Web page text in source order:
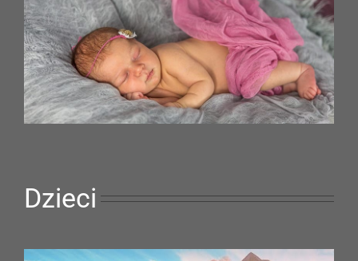
Dzieci